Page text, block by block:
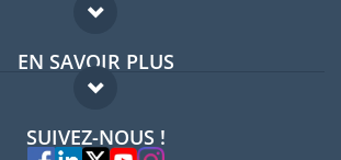
Forum expatriés
Guides pays
EN SAVOIR PLUS
FAQ
Experts
SUIVEZ-NOUS !